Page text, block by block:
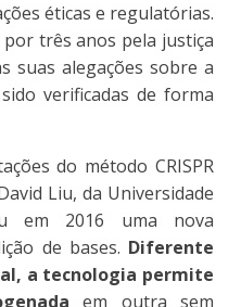
éticas e regulatórias.
três anos pela justiça
suas alegações sobre a
verificadas de forma
do método CRISPR
Liu, da Universidade
em 2016 uma nova
de bases. Diferente
a tecnologia permite
em outra sem